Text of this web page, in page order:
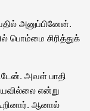
அனுப்பினேன்.
பொம்மை சிரித்துக்
அவள் பாதி
என்று
ஆனால்